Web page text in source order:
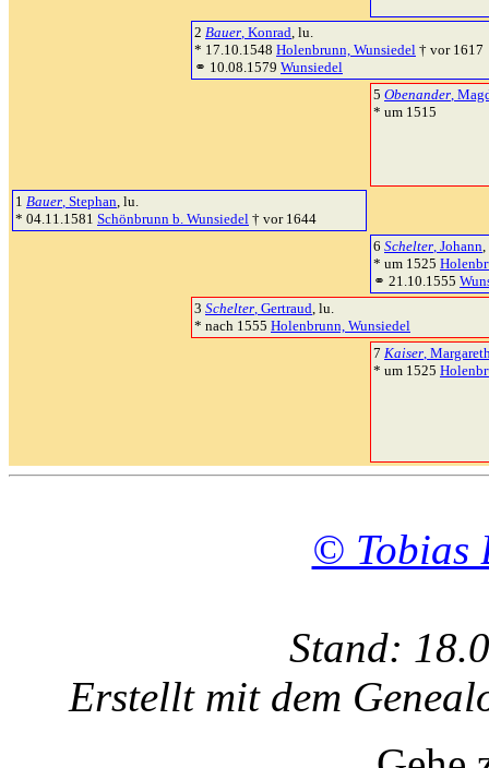
2 Bauer, Konrad, lu.
* 17.10.1548 Holenbrunn, Wunsiedel † vor 1617
⚭ 10.08.1579 Wunsiedel
5 Obenander,
* um 1515
1 Bauer, Stephan, lu.
* 04.11.1581 Schönbrunn b. Wunsiedel † vor 1644
6 Schelter, Johann,
* um 1525
⚭ 21.10.1555
3 Schelter, Gertraud, lu.
* nach 1555 Holenbrunn, Wunsiedel
7 Kaiser,
* um 1525
© Tobias
Stand:
Erstellt mit dem